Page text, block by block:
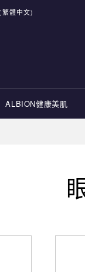
ALBION健康美肌
體中文)